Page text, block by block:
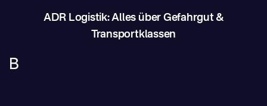
ADR Logistik: Alles über Gefahrgut &
Transportklassen
B